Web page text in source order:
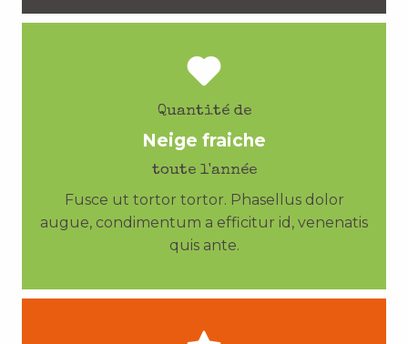
Quantité de
Neige fraiche
toute l'année
Fusce ut tortor tortor. Phasellus dolor
augue, condimentum a efficitur id, venenatis
quis ante.